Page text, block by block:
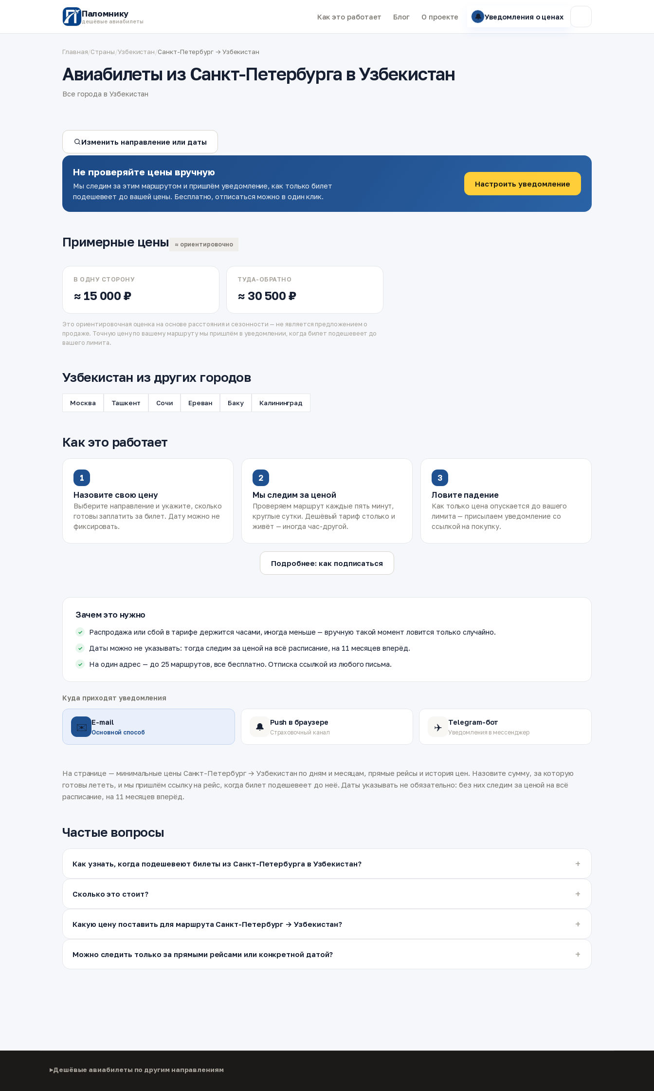
Паломнику
дешёвые авиабилеты
Как это работает Блог О проекте 🔔 Уведомления о ценах
Главная/Страны/Узбекистан/Санкт-Петербург → Узбекистан
Авиабилеты из Санкт-Петербурга в Узбекистан
Все города в Узбекистан
Изменить направление или даты
Не проверяйте цены вручную
Мы следим за этим маршрутом и пришлём уведомление, как только билет
подешевеет до вашей цены. Бесплатно, отписаться можно в один клик.
Настроить уведомление
Примерные цены ≈ ориентировочно
В ОДНУ СТОРОНУ
≈ 15 000 ₽
ТУДА-ОБРАТНО
≈ 30 500 ₽
Это ориентировочная оценка на основе расстояния и сезонности — не является предложением о
продаже. Точную цену по вашему маршруту мы пришлём в уведомлении, когда билет подешевеет до
вашего лимита.
Узбекистан из других городов
Москва Ташкент Сочи Ереван Баку Калининград
Как это работает
1
Назовите свою цену
Выберите направление и укажите, сколько
готовы заплатить за билет. Дату можно не
фиксировать.
2
Мы следим за ценой
Проверяем маршрут каждые пять минут,
круглые сутки. Дешёвый тариф столько и
живёт — иногда час-другой.
3
Ловите падение
Как только цена опускается до вашего
лимита — присылаем уведомление со
ссылкой на покупку.
Подробнее: как подписаться
Зачем это нужно
Распродажа или сбой в тарифе держится часами, иногда меньше — вручную такой момент ловится только случайно.
Даты можно не указывать: тогда следим за ценой на всё расписание, на 11 месяцев вперёд.
На один адрес — до 25 маршрутов, все бесплатно. Отписка ссылкой из любого письма.
Куда приходят уведомления
✉️ E-mail
Основной способ 🔔 Push в браузере
Страховочный канал ✈️ Telegram-бот
Уведомления в мессенджер
На странице — минимальные цены Санкт-Петербург → Узбекистан по дням и месяцам, прямые рейсы и история цен. Назовите сумму, за которую
готовы лететь, и мы пришлём ссылку на рейс, когда билет подешевеет до неё. Даты указывать не обязательно: без них следим за ценой на всё
расписание, на 11 месяцев вперёд.
Частые вопросы
Как узнать, когда подешевеют билеты из Санкт-Петербурга в Узбекистан?
Сколько это стоит?
Какую цену поставить для маршрута Санкт-Петербург → Узбекистан?
Можно следить только за прямыми рейсами или конкретной датой?
Дешёвые авиабилеты по другим направлениям